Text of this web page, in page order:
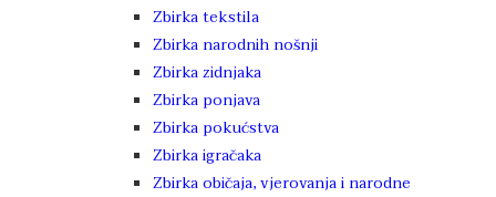
Zbirka tekstila
Zbirka narodnih nošnji
Zbirka zidnjaka
Zbirka ponjava
Zbirka pokućstva
Zbirka igračaka
Zbirka običaja, vjerovanja i narodne